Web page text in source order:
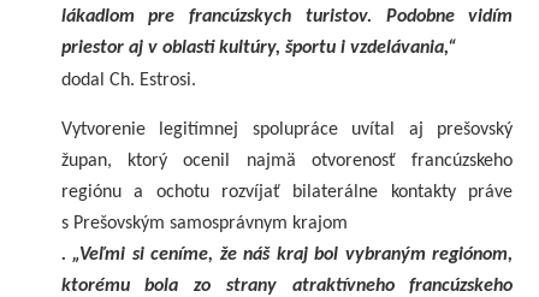
lákadlom pre francúzskych turistov. Podobne vidím
priestor aj v oblasti kultúry, športu i vzdelávania,“
dodal Ch. Estrosi.
Vytvorenie legitímnej spolupráce uvítal aj prešovský
župan, ktorý ocenil najmä otvorenosť francúzskeho
regiónu a ochotu rozvíjať bilaterálne kontakty práve
s Prešovským samosprávnym krajom
. „Veľmi si ceníme, že náš kraj bol vybraným regiónom,
ktorému bola zo strany atraktívneho francúzskeho